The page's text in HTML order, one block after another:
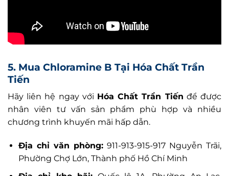
5. Mua Chloramine B Tại Hóa Chất Trần
Tiến
Hãy liên hệ ngay với Hóa Chất Trần Tiến để được
nhân viên tư vấn sản phẩm phù hợp và nhiều
chương trình khuyến mãi hấp dẫn.
Địa chỉ văn phòng:911-913-915-917 Nguyễn Trãi,
Phường Chợ Lớn, Thành phố Hồ Chí Minh